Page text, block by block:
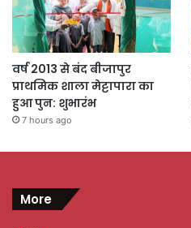
वर्ष 2013 से बंद बीजापुर
प्राथमिक शाला मेट्टापारा का
हुआ पुन: शुभारंभ
7 hours ago
More